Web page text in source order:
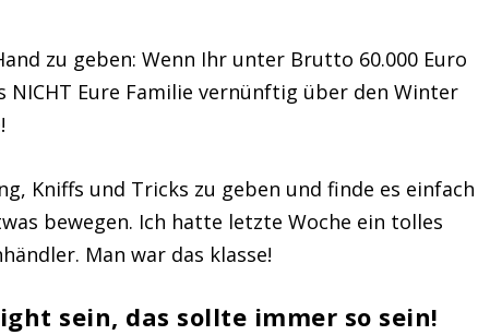
zu geben: Wenn Ihr unter Brutto 60.000 Euro
NICHT Eure Familie vernünftig über den Winter
Kniffs und Tricks zu geben undfinde es einfach
bewegen. Ich hatte letzte Woche ein tolles
Man war das klasse!
sein, das sollte immer so sein!